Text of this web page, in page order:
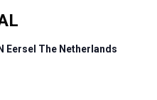
Eersel The Netherlands